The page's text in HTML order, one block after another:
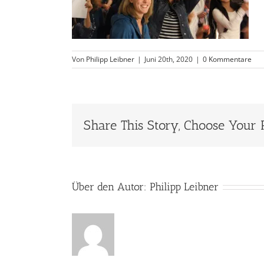
Von Philipp Leibner | Juni 20th, 2020 | 0 Kommentare
Share This Story, Choose Your
Über den Autor: Philipp Leibner